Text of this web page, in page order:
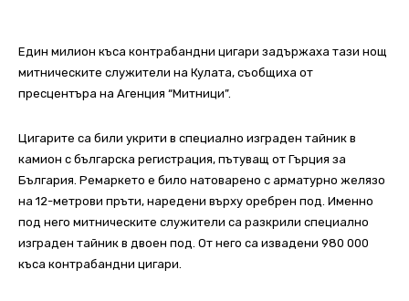
Един милион къса контрабандни цигари задържаха тази нощ
митническите служители на Кулата, съобщиха от
пресцентъра на Агенция “Митници”.
Цигарите са били укрити в специално изграден тайник в
камион с българска регистрация, пътуващ от Гърция за
България. Ремаркето е било натоварено с арматурно желязо
на 12-метрови пръти, наредени върху оребрен под. Именно
под него митническите служители са разкрили специално
изграден тайник в двоен под. От него са извадени 980 000
къса контрабандни цигари.